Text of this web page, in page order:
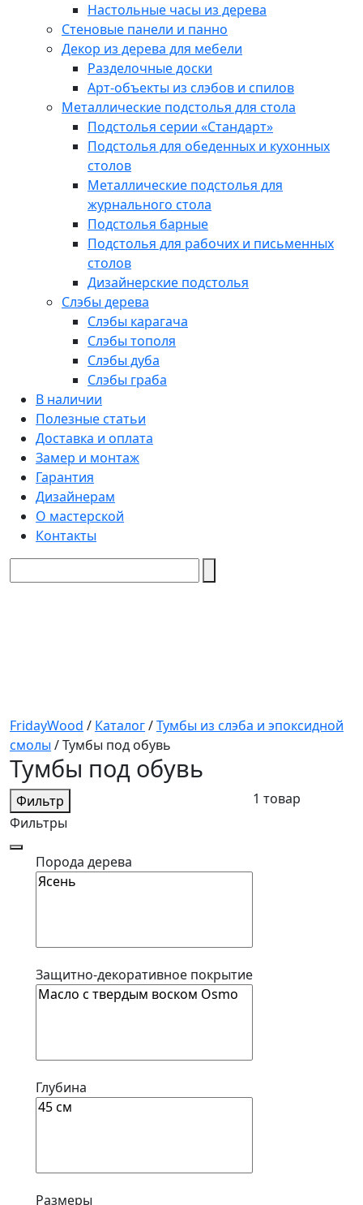
Настольные часы из дерева
Стеновые панели и панно
Декор из дерева для мебели
Разделочные доски
Арт-объекты из слэбов и спилов
Металлические подстолья для стола
Подстолья серии «Стандарт»
Подстолья для обеденных и кухонных
столов
Металлические подстолья для
журнального стола
Подстолья барные
Подстолья для рабочих и письменных
столов
Дизайнерские подстолья
Слэбы дерева
Слэбы карагача
Слэбы тополя
Слэбы дуба
Слэбы граба
В наличии
Полезные статьи
Доставка и оплата
Замер и монтаж
Гарантия
Дизайнерам
О мастерской
Контакты
FridayWood / Каталог/Тумбы из слэба и эпоксидной
смолы /Тумбы под обувь
Тумбы под обувь
Фильтр
Фильтры
Порода дерева
Защитно-декоративное покрытие
Глубина
Размеры
1 товар